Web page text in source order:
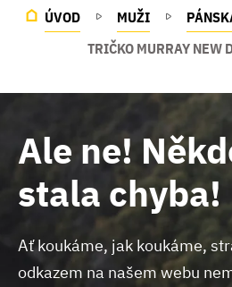
ÚVOD MUŽI
TRIČKO MURRAY NEW
Ale ne!
stala chyba!
Ať koukáme, jak koukáme,
odkazem na našem webu